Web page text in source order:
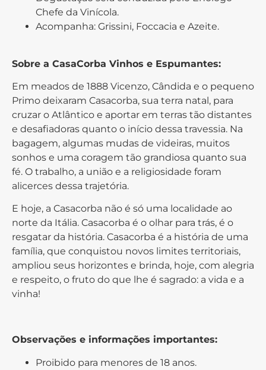
Chefe da Vinícola.
Acompanha: Grissini, Foccacia e Azeite.
Sobre a CasaCorba Vinhos e Espumantes:
Em meados de 1888 Vicenzo, Cândida e o pequeno
Primo deixaram Casacorba, sua terra natal, para
cruzar o Atlântico e aportar em terras tão distantes
e desafiadoras quanto o início dessa travessia. Na
bagagem, algumas mudas de videiras, muitos
sonhos e uma coragem tão grandiosa quanto sua
fé. O trabalho, a união e a religiosidade foram
alicerces dessa trajetória.
E hoje, a Casacorba não é só uma localidade ao
norte da Itália. Casacorba é o olhar para trás, é o
resgatar da história. Casacorba é a história de uma
família, que conquistou novos limites territoriais,
ampliou seus horizontes e brinda, hoje, com alegria
e respeito, o fruto do que lhe é sagrado: a vida e a
vinha!
Observações e informações importantes:
Proibido para menores de 18 anos.